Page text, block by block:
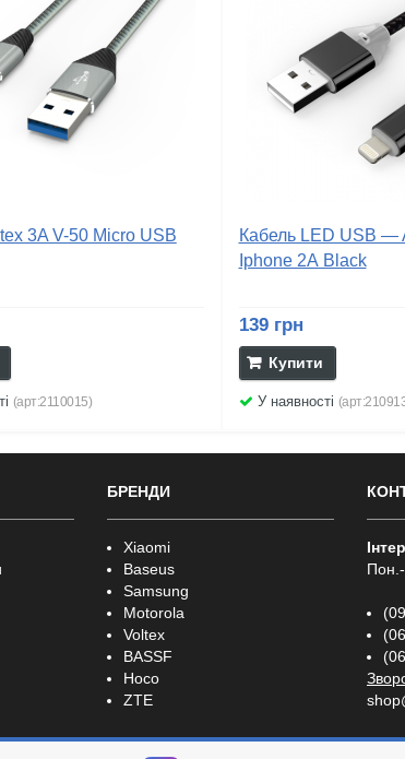
3A V-50 Micro USB
(арт:2110015)
Кабель LED USB —
Iphone 2А Black
139 грн
Купити
У наявності
БРЕНДИ
Xiaomi
Baseus
Samsung
Motorola
Voltex
BASSF
Hoco
ZTE